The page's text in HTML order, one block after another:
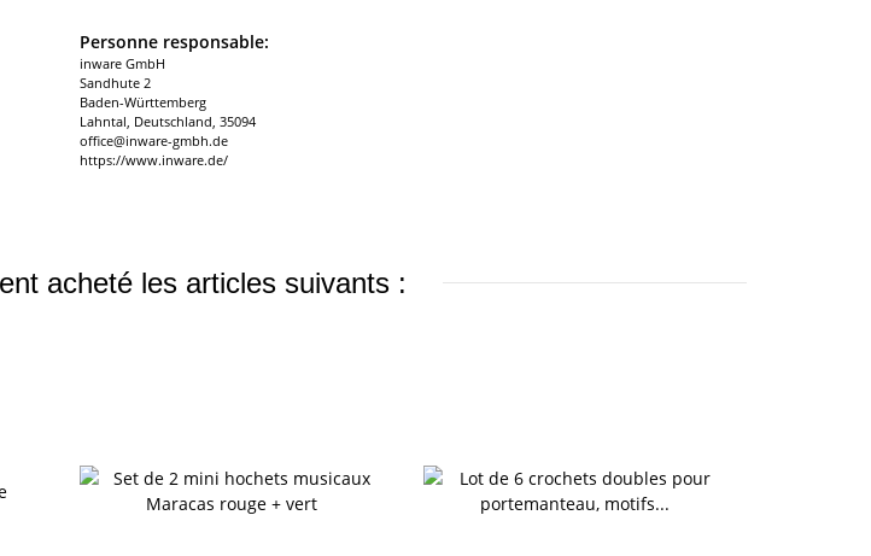
Personne responsable:
inware GmbH
Sandhute 2
Baden-Württemberg
Lahntal, Deutschland, 35094
office@inware-gmbh.de
https://www.inware.de/
acheté les articles suivants :